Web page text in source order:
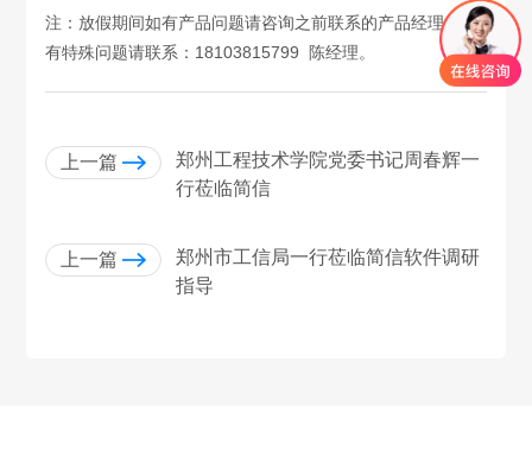
注：放假期间如有产品问题请咨询之前联系的产品经理，如
有特殊问题请联系：18103815799 陈经理。
上一篇
郑州工程技术学院党委书记周春辉一
行莅临简信
上一篇
郑州市工信局一行莅临简信软件调研
指导